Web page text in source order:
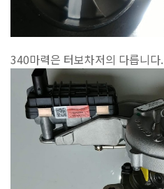
340마력은 터보차저의 다릅니다.